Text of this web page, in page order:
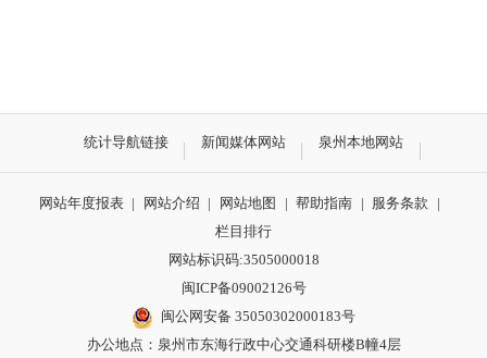
统计导航链接 新闻媒体网站 泉州本地网站
网站年度报表 | 网站介绍 | 网站地图 | 帮助指南 | 服务条款
|
栏目排行
网站标识码:3505000018
闽ICP备09002126号
闽公网安备 35050302000183号
办公地点：泉州市东海行政中心交通科研楼B幢4层